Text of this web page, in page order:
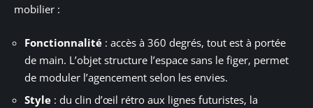
mobilier :
Fonctionnalité : accès à 360 degrés, tout est à portée
de main. L’objet structure l’espace sans le figer, permet
de moduler l’agencement selon les envies.
Style : du clin d’œil rétro aux lignes futuristes, la